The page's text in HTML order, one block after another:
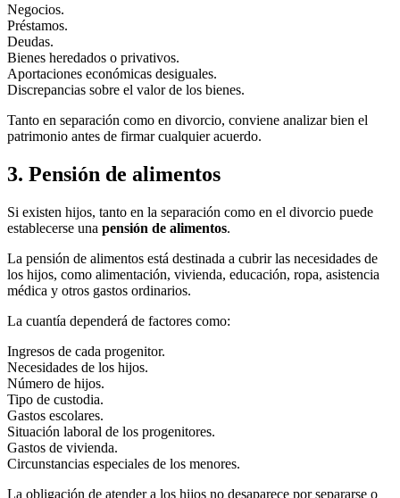
Negocios.
Préstamos.
Deudas.
Bienes heredados o privativos.
Aportaciones económicas desiguales.
Discrepancias sobre el valor de los bienes.
Tanto en separación como en divorcio, conviene analizar bien el
patrimonio antes de firmar cualquier acuerdo.
3. Pensión de alimentos
Si existen hijos, tanto en la separación como en el divorcio puede
establecerse una pensión de alimentos.
La pensión de alimentos está destinada a cubrir las necesidades de
los hijos, como alimentación, vivienda, educación, ropa, asistencia
médica y otros gastos ordinarios.
La cuantía dependerá de factores como:
Ingresos de cada progenitor.
Necesidades de los hijos.
Número de hijos.
Tipo de custodia.
Gastos escolares.
Situación laboral de los progenitores.
Gastos de vivienda.
Circunstancias especiales de los menores.
La obligación de atender a los hijos no desaparece por separarse o